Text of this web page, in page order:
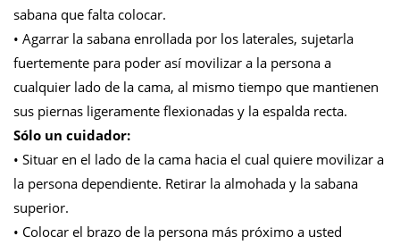
sabana que falta colocar.
• Agarrar la sabana enrollada por los laterales, sujetarla
fuertemente para poder así movilizar a la persona a
cualquier lado de la cama, al mismo tiempo que mantienen
sus piernas ligeramente flexionadas y la espalda recta.
Sólo un cuidador:
• Situar en el lado de la cama hacia el cual quiere movilizar a
la persona dependiente. Retirar la almohada y la sabana
superior.
• Colocar el brazo de la persona más próximo a usted